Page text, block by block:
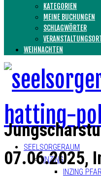
KATEGORIEN
MEINE BUCHUNGEN
SCHLAGWÖRTER
WEIHNACHTEN
SEELSORGERAUM
INZING
INZING
07.06.2025,